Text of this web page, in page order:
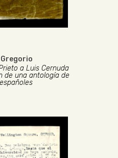
a Luis Cernuda
de una antología de